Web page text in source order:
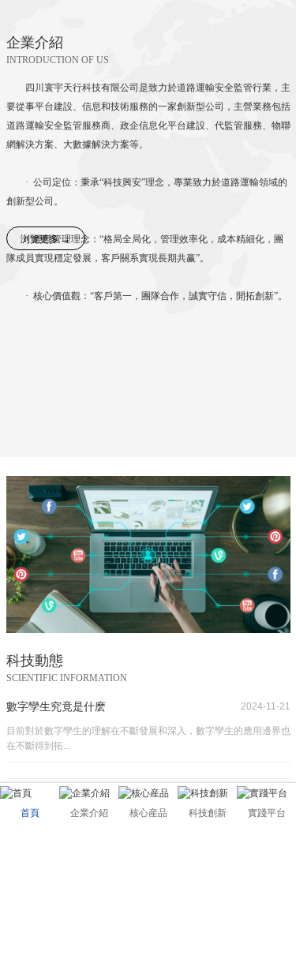
INTRODUCTION OF US
四川寰宇天行科技有限公司是致力於道路運輸安全監管行業，主
要從事平台建設、信息和技術服務的一家創新型公司，主營業務包括
道路運輸安全監管服務商、政企信息化平台建設、代監管服務、物聯
網解決方案、大數據解決方案等。
· 公司定位：秉承“科技興安”理念，專業致力於道路運輸領域的
創新型公司。
· 經營管理理念：“格局全局化，管理效率化，成本精細化，團
隊成員實現穩定發展，客戶關系實現長期共赢”。
· 核心價值觀：“客戶第一，團隊合作，誠實守信，開拓創新”。
浏覽更多 →
企業介紹
SCIENTIFIC INFORMATION
科技動態
數字孿生究竟是什麽 2024-11-21
目前對於數字孿生的理解在不斷發展和深入，數字孿生的應用邊界也
在不斷得到拓...
約見【新聞夜線】，對話元宇宙場景賦能 2024-11-21
目前對於數字孿生的理解在不斷發展和深入，數字孿生的應用邊界也
首頁 企業介紹 核心産品 科技創新 實踐平台